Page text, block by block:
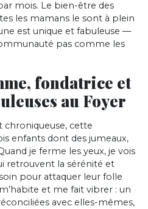
mois. Le bien-être des
les mamans le sont à plein
est unique et fabuleuse —
pas comme les
fondatrice et
au Foyer
chroniqueuse, cette
enfants dont des jumeaux,
je ferme les yeux, je vois
retrouvent la sérénité et
pour attaquer leur folle
et me fait vibrer : un
avec elles-mêmes,